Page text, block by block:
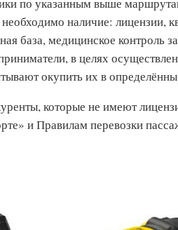
наличие: лицензии,
база, медицинское контроль
в целях
окупить их в
которые не имеют
и Правилам перевозки